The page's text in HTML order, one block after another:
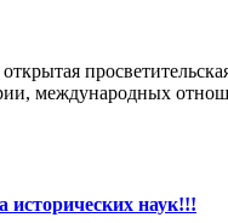
международных
исторических наук!!!